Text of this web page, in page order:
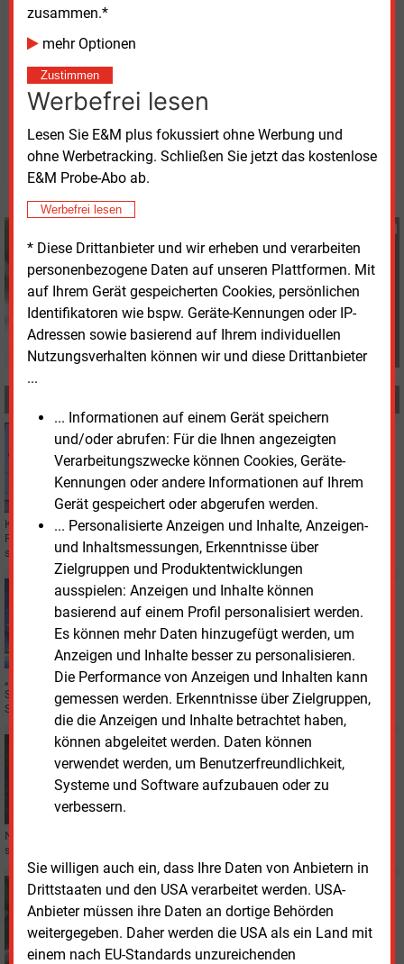
zusammen.*
mehr Optionen
Zustimmen
Werbefrei lesen
Lesen Sie E&M plus fokussiert ohne Werbung und
ohne Werbetracking. Schließen Sie jetzt das kostenlose
E&M Probe-Abo ab.
Werbefrei lesen
* Diese Drittanbieter und wir erheben und verarbeiten
personenbezogene Daten auf unseren Plattformen. Mit
auf Ihrem Gerät gespeicherten Cookies, persönlichen
Identifikatoren wie bspw. Geräte-Kennungen oder IP-
Adressen sowie basierend auf Ihrem individuellen
Nutzungsverhalten können wir und diese Drittanbieter
...
... Informationen auf einem Gerät speichern
und/oder abrufen: Für die Ihnen angezeigten
Verarbeitungszwecke können Cookies, Geräte-
Kennungen oder andere Informationen auf Ihrem
Gerät gespeichert oder abgerufen werden.
... Personalisierte Anzeigen und Inhalte, Anzeigen-
und Inhaltsmessungen, Erkenntnisse über
Zielgruppen und Produktentwicklungen
ausspielen: Anzeigen und Inhalte können
basierend auf einem Profil personalisiert werden.
Es können mehr Daten hinzugefügt werden, um
Anzeigen und Inhalte besser zu personalisieren.
Die Performance von Anzeigen und Inhalten kann
gemessen werden. Erkenntnisse über Zielgruppen,
die die Anzeigen und Inhalte betrachtet haben,
können abgeleitet werden. Daten können
verwendet werden, um Benutzerfreundlichkeit,
Systeme und Software aufzubauen oder zu
verbessern.
Sie willigen auch ein, dass Ihre Daten von Anbietern in
Drittstaaten und den USA verarbeitet werden. USA-
Anbieter müssen ihre Daten an dortige Behörden
weitergegeben. Daher werden die USA als ein Land mit
einem nach EU-Standards unzureichenden
Potenziale seien zwar noch längst nicht ausreichend
vorne mache, sei aber erfreulich.
Dienstag, 14.04.2026, 12:07 Uhr
G�nter Drewnitzky
© 2026 Energie & Management GmbH
+49 (0) 8152 9311 15
G.Drewnitzky@energie-
und-management.de
Donnerstag, 30.04.2026, 15:45
IT
Milliardengeschäft Rechenzentren
Künstliche Intelligenz braucht eine Menge Energie. Der Stromverbrauch von
Rechenzentren könnte sich in den kommenden zehn Jahren verdreifachen,
so Bloomberg-NEF-Analyst Leonard Quong.
Donnerstag, 23.04.2026, 12:16
IT
Digitaler Marktplatz für Eigenbau-Lösungen aus der
Energiewirtschaft
„Die Netzwerkpartner“ starten eine digitale Plattform für Energieversorger,
Stadtwerke und Netzgesellschaften. Ziel: Eigenentwicklungen, Tools und
Services untereinander austauschen.
Freitag, 10.04.2026, 20:15
KRITISCHE INFRASTRUKTUR
BDEW fordert Neubewertung von
Transparenzpflichten bei Kritis
Nach den Angriffen auf das Berliner Stromnetz plädiert der BDEW für
strengere Regeln bei der Veröffentlichung sensibler Infrastrukturdaten.
Mittwoch, 1.04.2026, 09:11
REGENERATIVE
Auf der Suche nach digitalen Lösungen für die